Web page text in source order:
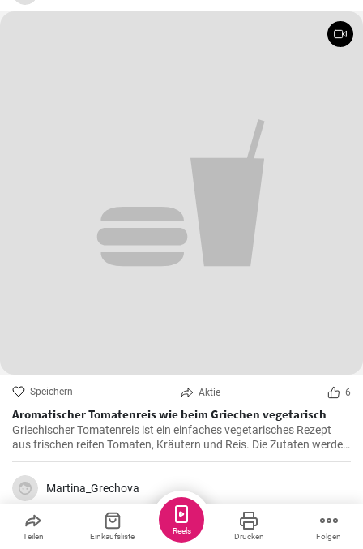
Speichern Aktie 6
Aromatischer Tomatenreis wie beim Griechen vegetarisch
Griechischer Tomatenreis ist ein einfaches vegetarisches Rezept
aus frischen reifen Tomaten, Kräutern und Reis. Die Zutaten werden
zusammen gekocht und als vegetarische Hauptspeise zu Brot oder
Fetakäse genossen. Schnell und einfach zubereitet.
Martina_Grechova
Teilen Einkaufsliste Drucken Folgen
Reels